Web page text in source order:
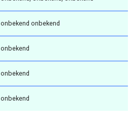
onbekend onbekend
onbekend
onbekend
onbekend